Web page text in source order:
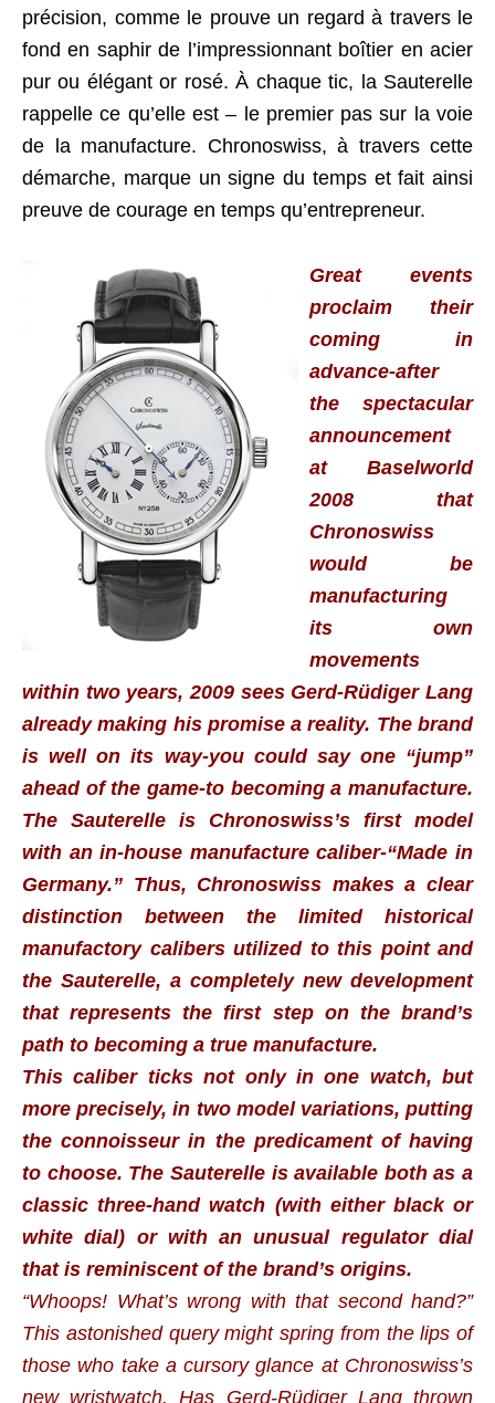
précision, comme le prouve un regard à travers le
fond en saphir de l’impressionnant boîtier en acier
pur ou élégant or rosé. À chaque tic, la Sauterelle
rappelle ce qu’elle est – le premier pas sur la voie
de la manufacture. Chronoswiss, à travers cette
démarche, marque un signe du temps et fait ainsi
preuve de courage en temps qu’entrepreneur.
Great events
proclaim their
coming in
advance-after
the spectacular
announcement
at Baselworld
2008 that
Chronoswiss
would be
manufacturing
its own
movements
within two years, 2009 sees Gerd-Rüdiger Lang
already making his promise a reality. The brand
is well on its way-you could say one “jump”
ahead of the game-to becoming a manufacture.
The Sauterelle is Chronoswiss’s first model
with an in-house manufacture caliber-“Made in
Germany.” Thus, Chronoswiss makes a clear
distinction between the limited historical
manufactory calibers utilized to this point and
the Sauterelle, a completely new development
that represents the first step on the brand’s
path to becoming a true manufacture.
This caliber ticks not only in one watch, but
more precisely, in two model variations, putting
the connoisseur in the predicament of having
to choose. The Sauterelle is available both as a
classic three-hand watch (with either black or
white dial) or with an unusual regulator dial
that is reminiscent of the brand’s origins.
“Whoops! What’s wrong with that second hand?”
This astonished query might spring from the lips of
those who take a cursory glance at Chronoswiss’s
new wristwatch. Has Gerd-Rüdiger Lang thrown